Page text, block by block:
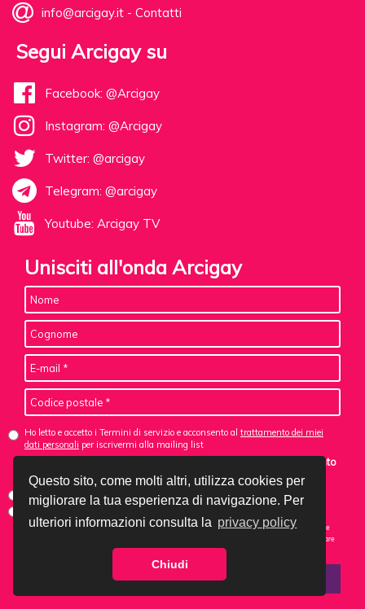
Questo sito, come molti altri, utilizza cookies per
migliorare la tua esperienza di navigazione. Per
ulteriori informazioni consulta la privacy policy
Chiudi
info@arcigay.it - Contatti
Segui Arcigay su
Facebook: @Arcigay
Instagram: @Arcigay
Twitter: @arcigay
Telegram: @arcigay
Youtube: Arcigay TV
Unisciti all'onda Arcigay
Ho letto e accetto i Termini di servizio e acconsento al trattamento dei miei
dati personali per iscrivermi alla mailing list
Se non sei ancora iscritt*, vorresti ricevere email di aggiornamento
da Arcigay? *
Sì, acconsento alle mail di aggiornamento
Nota: se ti sei iscritt* in precedenza, questo non ti cancellerà dalla lista. Puoi annullare l'iscrizione
utilizzando il link fornito nelle e-mail che ricevi. Potrai sempre completare un'azione senza attivare